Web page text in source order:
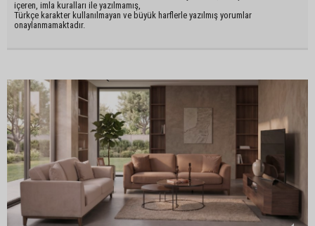
içeren, imla kuralları ile yazılmamış,
Türkçe karakter kullanılmayan ve büyük harflerle yazılmış yorumlar
onaylanmamaktadır.